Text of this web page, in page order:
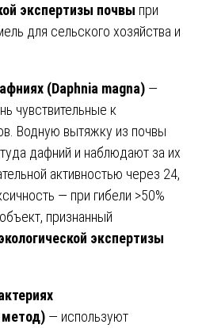
экспертизы почвы при
для сельского хозяйства и
(Daphnia magna) —
чувствительные к
Водную вытяжку из почвы
дафний и наблюдают за их
активностью через 24,
— при гибели >50%
признанный
экспертизы
— используют